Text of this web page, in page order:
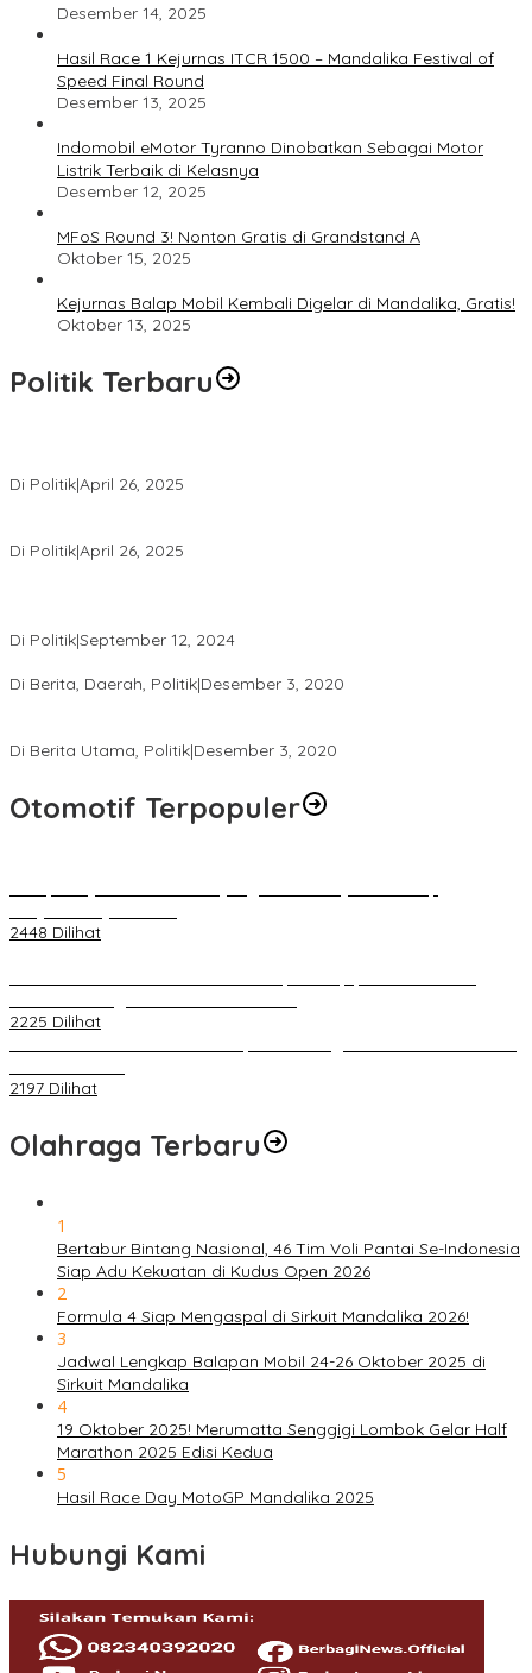
Desember 14, 2025
Hasil Race 1 Kejurnas ITCR 1500 – Mandalika Festival of
Speed Final Round
Desember 13, 2025
Indomobil eMotor Tyranno Dinobatkan Sebagai Motor
Listrik Terbaik di Kelasnya
Desember 12, 2025
MFoS Round 3! Nonton Gratis di Grandstand A
Oktober 15, 2025
Kejurnas Balap Mobil Kembali Digelar di Mandalika, Gratis!
Oktober 13, 2025
Politik Terbaru
Di Politik|April 26, 2025
Di Politik|April 26, 2025
Di Politik|September 12, 2024
Di Berita, Daerah, Politik|Desember 3, 2020
Di Berita Utama, Politik|Desember 3, 2020
Otomotif Terpopuler
2448 Dilihat
2225 Dilihat
2197 Dilihat
Olahraga Terbaru
1
Bertabur Bintang Nasional, 46 Tim Voli Pantai Se-Indonesia
Siap Adu Kekuatan di Kudus Open 2026
2
Formula 4 Siap Mengaspal di Sirkuit Mandalika 2026!
3
Jadwal Lengkap Balapan Mobil 24-26 Oktober 2025 di
Sirkuit Mandalika
4
19 Oktober 2025! Merumatta Senggigi Lombok Gelar Half
Marathon 2025 Edisi Kedua
5
Hasil Race Day MotoGP Mandalika 2025
Hubungi Kami